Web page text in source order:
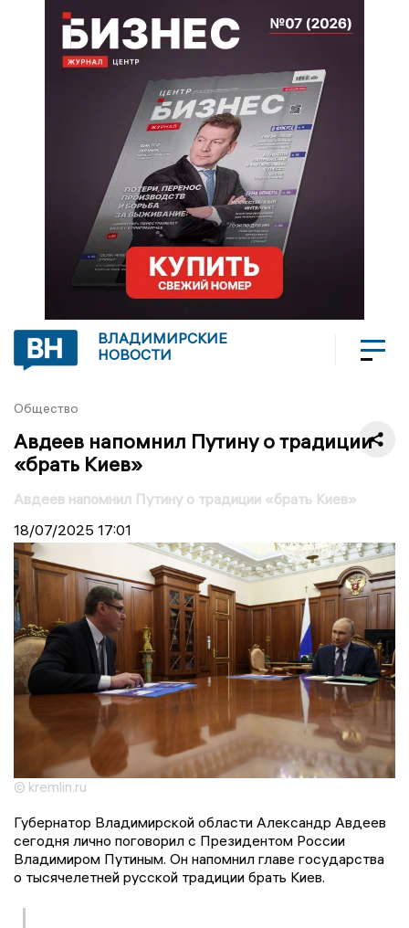
ВЛАДИМИРСКИЕ
НОВОСТИ
Общество
Авдеев напомнил Путину о традиции
«брать Киев»
Авдеев напомнил Путину о традиции «брать Киев»
18/07/2025 17:01
© kremlin.ru
Губернатор Владимирской области Александр Авдеев
сегодня лично поговорил с Президентом России
Владимиром Путиным. Он напомнил главе государства
о тысячелетней русской традиции брать Киев.